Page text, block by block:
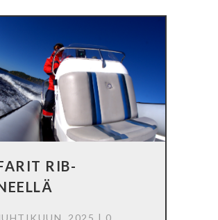
RIB-
2025 | 0